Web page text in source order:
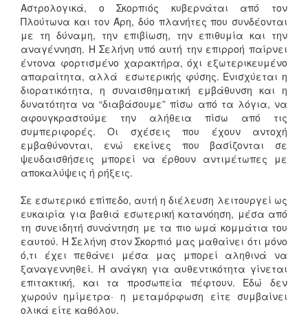
Αστρολογικά, ο Σκορπιός κυβερνάται από τον
Πλούτωνα και τον Άρη, δύο πλανήτες που συνδέονται
με τη δύναμη, την επιβίωση, την επιθυμία και την
αναγέννηση. Η Σελήνη υπό αυτή την επιρροή παίρνει
έντονα φορτισμένο χαρακτήρα, όχι εξωτερικευμένο
απαραίτητα, αλλά εσωτερικής φύσης. Ενισχύεται η
διορατικότητα, η συναισθηματική εμβάθυνση και η
δυνατότητα να “διαβάσουμε” πίσω από τα λόγια, να
αφουγκραστούμε την αλήθεια πίσω από τις
συμπεριφορές. Οι σχέσεις που έχουν αντοχή
εμβαθύνονται, ενώ εκείνες που βασίζονται σε
ψευδαισθήσεις μπορεί να έρθουν αντιμέτωπες με
αποκαλύψεις ή ρήξεις.
Σε εσωτερικό επίπεδο, αυτή η διέλευση λειτουργεί ως
ευκαιρία για βαθιά εσωτερική κατανόηση, μέσα από
τη συνειδητή συνάντηση με τα πιο ωμά κομμάτια του
εαυτού. Η Σελήνη στον Σκορπιό μας μαθαίνει ότι μόνο
ό,τι έχει πεθάνει μέσα μας μπορεί αληθινά να
ξαναγεννηθεί. Η ανάγκη για αυθεντικότητα γίνεται
επιτακτική, και τα προσωπεία πέφτουν. Εδώ δεν
χωρούν ημίμετρα· η μεταμόρφωση είτε συμβαίνει
ολικά είτε καθόλου.